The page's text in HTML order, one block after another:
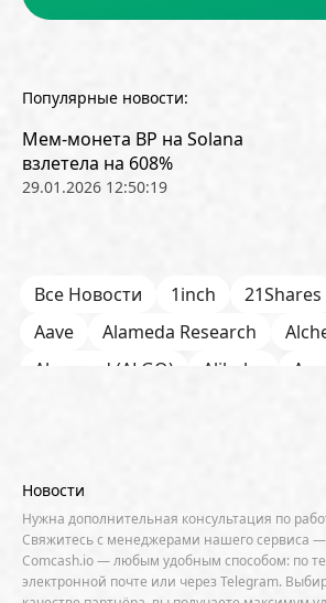
Популярные новости:
Мем-монета BP на Solana
взлетела на 608%
29.01.2026 12:50:19
Все Новости 1inch 21Shares
Aave
Alameda Research
Algorand (ALGO)
Alibaba
Aster
Binance
BIS Bitcoin Core
Bitfarms
Bitfinex Bitget
BitMEX
BitOK Bitwise
Новости
Нужна дополнительная консультация по
Свяжитесь с менеджерами нашего сервиса
Comcash.io — любым удобным способом: по
электронной почте или через Telegram.